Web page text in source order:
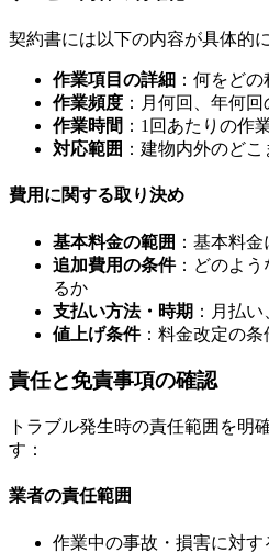
契約書には以下の内容が具体的
作業項目の詳細 ：何をど
作業頻度 ：月何回、年何
作業時間 ：1回あたりの作
対応範囲 ：建物内外のど
費用に関する取り決め
基本料金の範囲 ：基本料
追加費用の条件：どのよう
るか
支払い方法・時期 ：月払
値上げ条件：料金改定の条
責任と免責事項の確認
トラブル発生時の責任範囲を明
す：
業者の責任範囲
作業中の事故・損害に対す